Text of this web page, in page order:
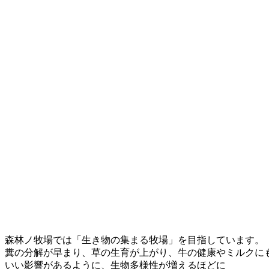
森林ノ牧場では「生き物の集まる牧場」を目指しています。
糞の分解が早まり、草の生育が上がり、牛の健康やミルクに
いい影響があるように、生物多様性が増えるほどに